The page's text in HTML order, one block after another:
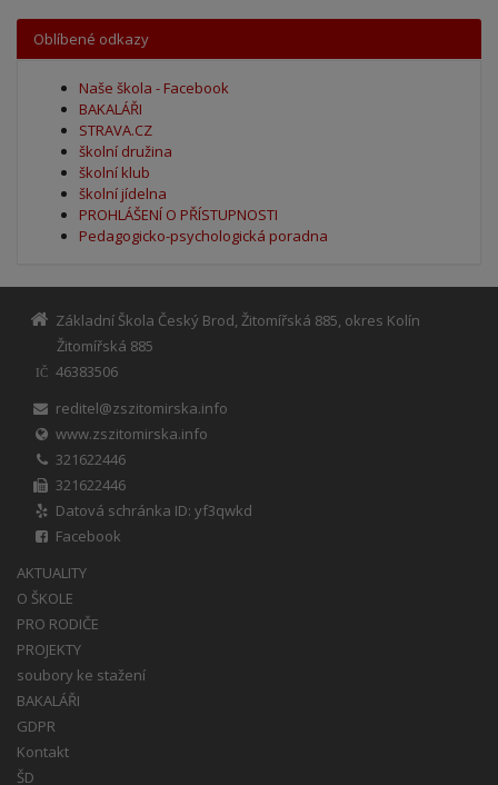
Oblíbené odkazy
Naše škola - Facebook
BAKALÁŘI
STRAVA.CZ
školní družina
školní klub
školní jídelna
PROHLÁŠENÍ O PŘÍSTUPNOSTI
Pedagogicko-psychologická poradna
Základní Škola Český Brod, Žitomířská 885, okres Kolín
Žitomířská 885
IČ
46383506
reditel@zszitomirska.info
www.zszitomirska.info
321622446
321622446
Datová schránka ID: yf3qwkd
Facebook
AKTUALITY
O ŠKOLE
PRO RODIČE
PROJEKTY
soubory ke stažení
BAKALÁŘI
GDPR
Kontakt
ŠD